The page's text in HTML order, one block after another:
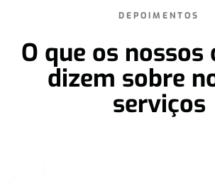
DEPOIMENTOS
O que os nossos
dizem sobre
serviços